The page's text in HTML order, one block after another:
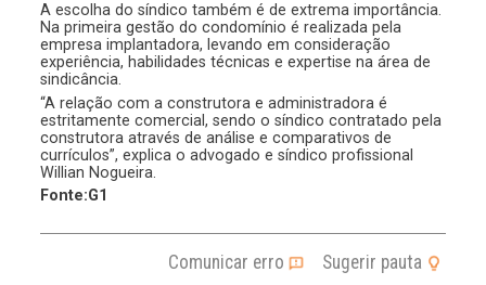
A escolha do síndico também é de extrema importância.
Na primeira gestão do condomínio é realizada pela
empresa implantadora, levando em consideração
experiência, habilidades técnicas e expertise na área de
sindicância.
“A relação com a construtora e administradora é
estritamente comercial, sendo o síndico contratado pela
construtora através de análise e comparativos de
currículos”, explica o advogado e síndico profissional
Willian Nogueira.
Fonte:G1
Comunicar erro
Sugerir pauta